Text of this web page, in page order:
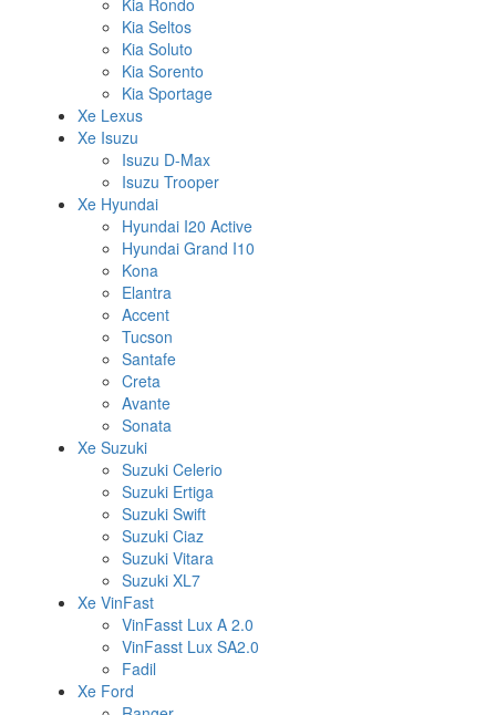
Kia Rondo
Kia Seltos
Kia Soluto
Kia Sorento
Kia Sportage
Xe Lexus
Xe Isuzu
Isuzu D-Max
Isuzu Trooper
Xe Hyundai
Hyundai I20 Active
Hyundai Grand I10
Kona
Elantra
Accent
Tucson
Santafe
Creta
Avante
Sonata
Xe Suzuki
Suzuki Celerio
Suzuki Ertiga
Suzuki Swift
Suzuki Ciaz
Suzuki Vitara
Suzuki XL7
Xe VinFast
VinFasst Lux A 2.0
VinFasst Lux SA2.0
Fadil
Xe Ford